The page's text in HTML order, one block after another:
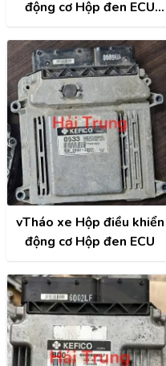
động cơ Hộp đen ECU
Mitsubishi, Honda,
Mazda, Nissan
vTháo xe Hộp điều khiển
động cơ Hộp đen ECU